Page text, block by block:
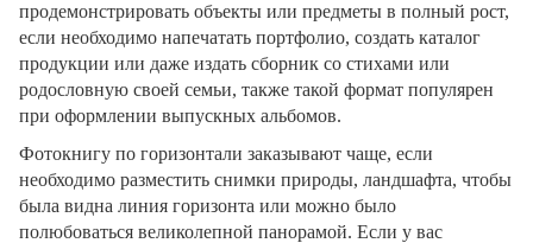
продемонстрировать объекты или предметы в полный рост,
если необходимо напечатать портфолио, создать каталог
продукции или даже издать сборник со стихами или
родословную своей семьи, также такой формат популярен
при оформлении выпускных альбомов.
Фотокнигу по горизонтали заказывают чаще, если
необходимо разместить снимки природы, ландшафта, чтобы
была видна линия горизонта или можно было
полюбоваться великолепной панорамой. Если у вас